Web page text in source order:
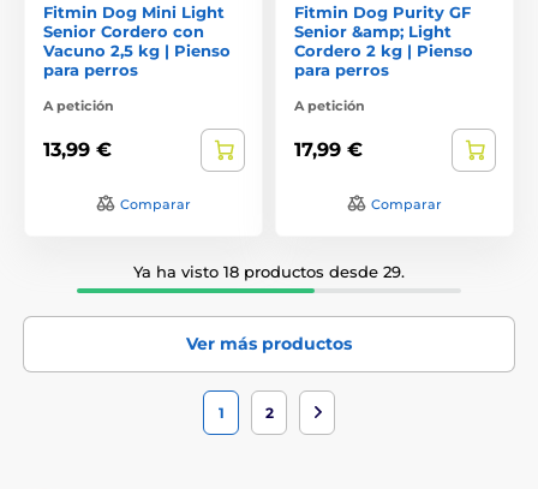
Fitmin Dog Mini Light
Senior Cordero con
Vacuno 2,5 kg | Pienso
para perros
A petición
13,99 €
Comparar
Fitmin Dog Purity GF
Senior &amp; Light
Cordero 2 kg | Pienso
para perros
A petición
17,99 €
Comparar
Ya ha visto 18 productos desde 29.
Ver más productos
1 2